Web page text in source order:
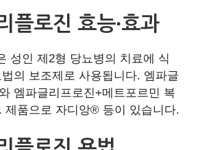
플로진 효능∙효과
성인 제2형 당뇨병의 치료에 식
의 보조제로 사용됩니다. 엠파글
엠파글리프로진+메트포르민 복
제품으로 자디앙® 등이 있습니다.